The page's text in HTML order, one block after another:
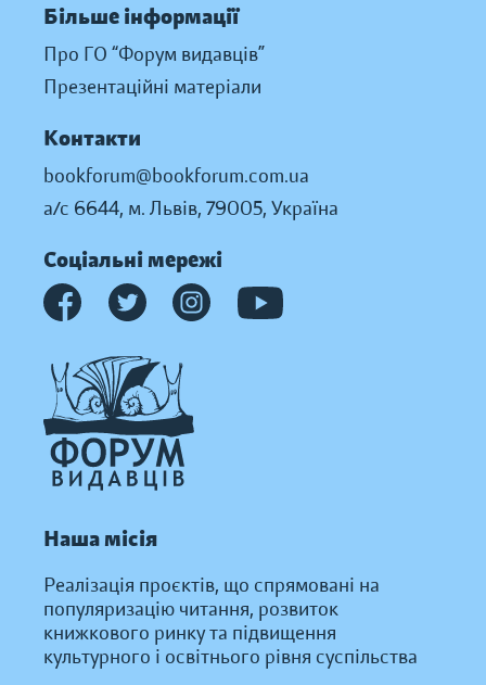
Більше інформації
Про ГО “Форум видавців”
Презентаційні матеріали
Контакти
bookforum@bookforum.com.ua
а/с 6644, м. Львів, 79005, Україна
Соціальні мережі
Наша місія
Реалізація проєктів, що спрямовані на
популяризацію читання, розвиток
книжкового ринку та підвищення
культурного і освітнього рівня суспільства